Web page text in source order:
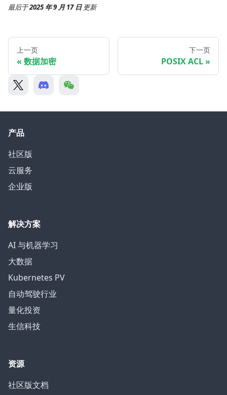
最后于2025 年 9 月 17 日 更新
上一页
数据加密
下一页
POSIX ACL
产品
社区版
云服务
企业版
解决方案
AI 与机器学习
大数据
Kubernetes PV
自动驾驶行业
量化投资
生信科技
资源
社区版文档